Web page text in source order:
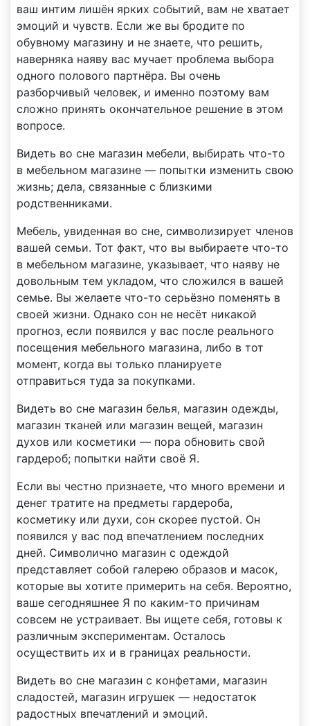
ваш интим лишён ярких событий, вам не хватает
эмоций и чувств. Если же вы бродите по
обувному магазину и не знаете, что решить,
наверняка наяву вас мучает проблема выбора
одного полового партнёра. Вы очень
разборчивый человек, и именно поэтому вам
сложно принять окончательное решение в этом
вопросе.
Видеть во сне магазин мебели, выбирать что-то
в мебельном магазине — попытки изменить свою
жизнь; дела, связанные с близкими
родственниками.
Мебель, увиденная во сне, символизирует членов
вашей семьи. Тот факт, что вы выбираете что-то
в мебельном магазине, указывает, что наяву не
довольным тем укладом, что сложился в вашей
семье. Вы желаете что-то серьёзно поменять в
своей жизни. Однако сон не несёт никакой
прогноз, если появился у вас после реального
посещения мебельного магазина, либо в тот
момент, когда вы только планируете
отправиться туда за покупками.
Видеть во сне магазин белья, магазин одежды,
магазин тканей или магазин вещей, магазин
духов или косметики — пора обновить свой
гардероб; попытки найти своё Я.
Если вы честно признаете, что много времени и
денег тратите на предметы гардероба,
косметику или духи, сон скорее пустой. Он
появился у вас под впечатлением последних
дней. Символично магазин с одеждой
представляет собой галерею образов и масок,
которые вы хотите примерить на себя. Вероятно,
ваше сегодняшнее Я по каким-то причинам
совсем не устраивает. Вы ищете себя, готовы к
различным экспериментам. Осталось
осуществить их и в границах реальности.
Видеть во сне магазин с конфетами, магазин
сладостей, магазин игрушек — недостаток
радостных впечатлений и эмоций.